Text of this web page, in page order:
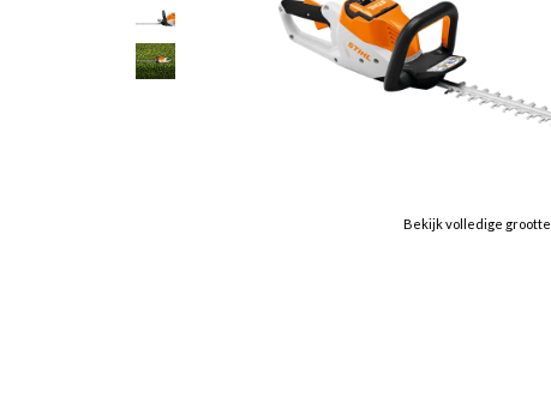
Bekijk volledige grootte